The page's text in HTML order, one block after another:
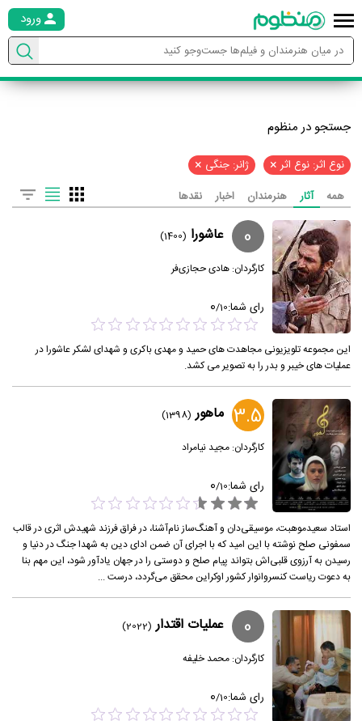
ورود
جستجو در منظوم
نوع اثر: نوع اثر × ژانر: جنگی ×
همه آثار هنرمندان اخبار نقدها
0 عاشورا (1400)
کارگردان:هادی حجازی‌فر
رای شما: 0/10
این مجموعه تلویزیونی مجاهدت های حمید و مهدی باکری و شهدای لشکر عاشورا در
عملیات های خیبر و بدر را به تصویر می کشد.
3.5 ماهور (1398)
کارگردان:مجید نیامراد
رای شما: 0/10
استاد سعیدموهبت، موسیقی‌دان و آهنگ‌ساز نام‌آشنا، در فراق فرزند شهیدش اثری در قالب
سمفونی صلح نوشته با این امید که با اجرای آن ضمن ادای دین به شهدا جنگ در دنیا و
رسیدن به آرزوی قلبی‌اش بتواند پیام صلح و دوستی را در جهان یادآور شود، این مهم بنا
به دعوت ریاست کنسروانوار کشور اوکراین محقق می‌گردد، درست ...
0 عملیات اقتدار (2022)
کارگردان:محمد خلیفه
رای شما: 0/10